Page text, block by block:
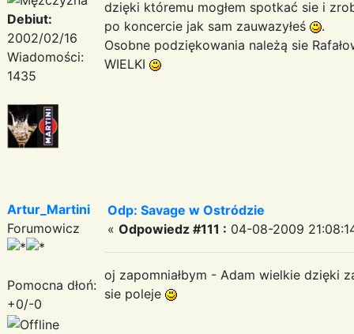
Debiut:
2002/02/16
Wiadomości:
1435
dzięki któremu mogłem spotkać sie i
po koncercie jak sam zauwazyłeś
.
Osobne podziękowania należą sie
WIELKI
Artur_Martini
Forumowicz
Pomocna dłoń:
+0/-0
Odp: Savage w Ostródzie
« Odpowiedz #111 : 04-08-2009
oj zapomniałbym - Adam wielkie dzięki
sie poleje